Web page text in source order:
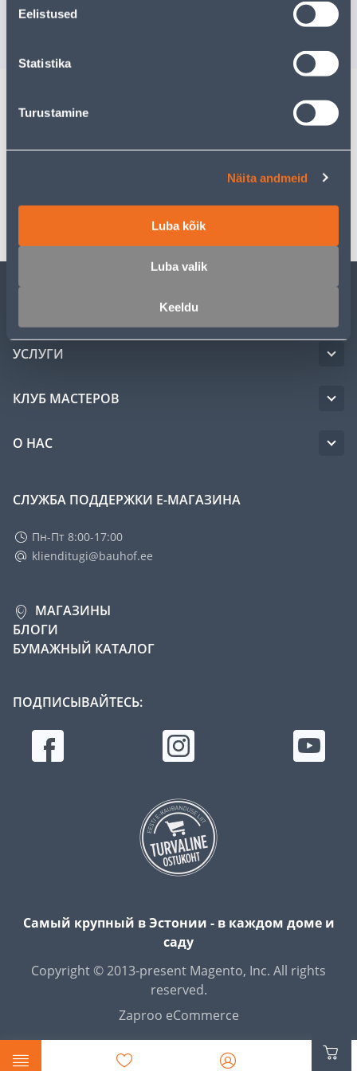
Eelistused
Statistika
Turustamine
Näita andmeid
Luba kõik
Luba valik
Keeldu
Доставка
Описание
Транспорт
ОБСЛУЖИВАНИЕ ЧАСТНЫХ КЛИЕНТОВ
УСЛУГИ
КЛУБ МАСТЕРОВ
О НАС
СЛУЖБА ПОДДЕРЖКИ Е-МАГАЗИНА
Пн-Пт 8:00-17:00
klienditugi@bauhof.ee
МАГАЗИНЫ
БЛОГИ
БУМАЖНЫЙ КАТАЛОГ
ПОДПИСЫВАЙТЕСЬ:
Самый крупный в Эстонии - в каждом доме и
саду
Copyright © 2013-present Magento, Inc. All rights
reserved.
Zaproo eCommerce